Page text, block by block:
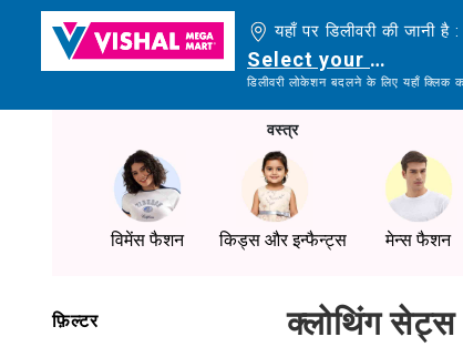
यहाँ पर डिलीवरी की जानी है :
Select your delivery
डिलीवरी लोकेशन बदलने के लिए यहाँ क्लिक
वस्त्र
विमेंस फैशन किड्स और इन्फैन्ट्स मेन्स फैशन
फ़िल्टर क्लोथिंग सेट्स